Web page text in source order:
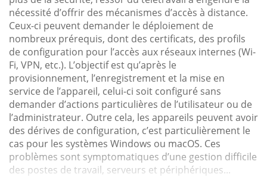
nécessité d’offrir des mécanismes d’accès à distance.
Ceux-ci peuvent demander le déploiement de
nombreux prérequis, dont des certificats, des profils
de configuration pour l’accès aux réseaux internes (Wi-
Fi, VPN, etc.). L’objectif est qu’après le
provisionnement, l’enregistrement et la mise en
service de l’appareil, celui-ci soit configuré sans
demander d’actions particulières de l’utilisateur ou de
l’administrateur. Outre cela, les appareils peuvent avoir
des dérives de configuration, c’est particulièrement le
cas pour les systèmes Windows ou macOS. Ces
problèmes sont symptomatiques d’une gestion difficile
des postes de travail, serveurs et périphériques...